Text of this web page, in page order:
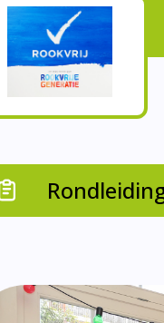
aanbod
op het gebied
we samen.
met een